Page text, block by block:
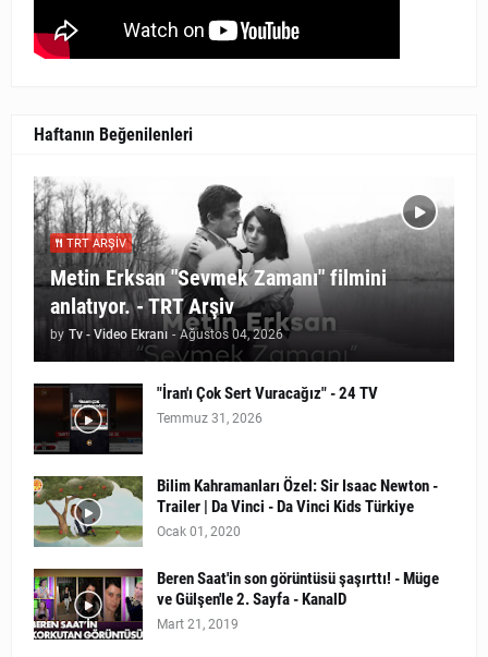
Haftanın Beğenilenleri
TRT ARŞIV
Metin Erksan "Sevmek Zamanı" filmini
anlatıyor. - TRT Arşiv
by Tv - Video Ekranı - Ağustos 04, 2026
"İran'ı Çok Sert Vuracağız" - 24 TV
Temmuz 31, 2026
Bilim Kahramanları Özel: Sir Isaac Newton -
Trailer | Da Vinci - Da Vinci Kids Türkiye
Ocak 01, 2020
Beren Saat'in son görüntüsü şaşırttı! - Müge
ve Gülşen'le 2. Sayfa - KanalD
Mart 21, 2019